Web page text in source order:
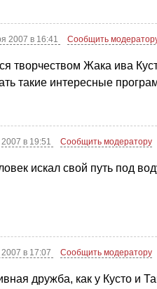
2007 в 16:41 Сообщить
творчеством Жака ива
такие интересные
в 19:51 Сообщить модератору
искал свой путь под
в 17:07 Сообщить модератору
дружба, как у Кусто и